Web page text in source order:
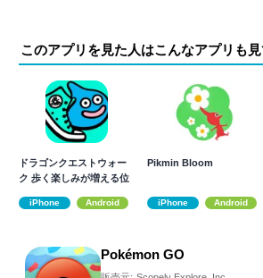
このアプリを見た人はこんなアプリも
ドラゴンクエストウォー
ク 歩く楽しみが増える位
iPhone Android
Pikmin Bloom
iPhone Android
Pokémon GO